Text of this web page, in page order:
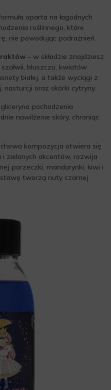
oparta na łagodnych
roślinnego, które
nie powodując podrażnień.
– w składzie znajdziesz
bluszczu, kwiatów
białej, a także wyciągi z
nasturcji oraz skórki cytryny.
pochodzenia
nawilżenie skóry, chroniąc
kompozycja otwiera się
zielonych akcentów, rozwija
porzeczki, mandarynki, kiwi i
tworzą nuty czarnej